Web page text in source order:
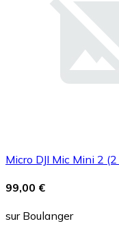
Micro DJI Mic Mini 2
99,00 €
sur Boulanger